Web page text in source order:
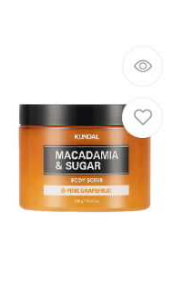
₴ 0.00
Оформить